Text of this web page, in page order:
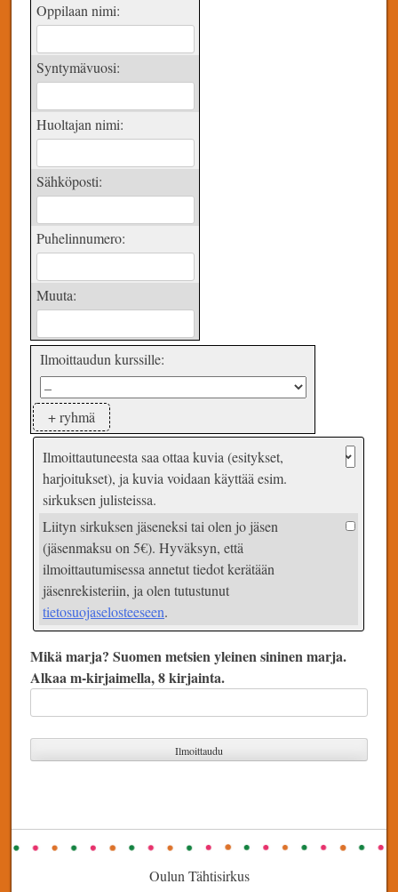
Oppilaan nimi:
Syntymävuosi:
Huoltajan nimi:
Sähköposti:
Puhelinnumero:
Muuta:
Ilmoittaudun kurssille:
+ ryhmä
Ilmoittautuneesta saa ottaa kuvia (esitykset,
harjoitukset), ja kuvia voidaan käyttää esim.
sirkuksen julisteissa.
Liityn sirkuksen jäseneksi tai olen jo jäsen
(jäsenmaksu on 5€). Hyväksyn, että
ilmoittautumisessa annetut tiedot kerätään
jäsenrekisteriin, ja olen tutustunut
tietosuojaselosteeseen.
Mikä marja? Suomen metsien yleinen sininen marja.
Alkaa m-kirjaimella, 8 kirjainta.
Oulun Tähtisirkus